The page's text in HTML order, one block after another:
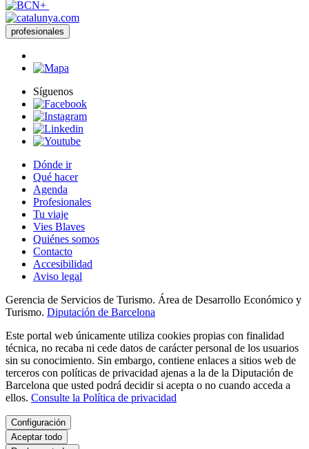
profesionales
Síguenos
Dónde ir
Qué hacer
Agenda
Profesionales
Tu viaje
Vies Blaves
Quiénes somos
Contacto
Accesibilidad
Aviso legal
Gerencia de Servicios de Turismo. Área de Desarrollo Económico y
Turismo. Diputación de Barcelona
Este portal web únicamente utiliza cookies propias con finalidad
técnica, no recaba ni cede datos de carácter personal de los usuarios
sin su conocimiento. Sin embargo, contiene enlaces a sitios web de
terceros con políticas de privacidad ajenas a la de la Diputación de
Barcelona que usted podrá decidir si acepta o no cuando acceda a
ellos. Consulte la Política de privacidad
Configuración
Aceptar todo